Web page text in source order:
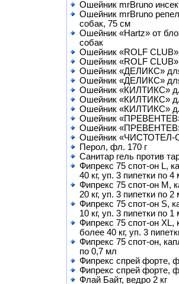
Ошейник mrBruno
Ошейник mrBruno
собак, 75 см
Ошейник «Hartz» от
собак
Ошейник «ROLF
Ошейник «ROLF
Ошейник «ДЕЛИКС»
Ошейник «ДЕЛИКС»
Ошейник «КИЛТИКС»
Ошейник «КИЛТИКС»
Ошейник «КИЛТИКС»
Ошейник
Ошейник
Ошейник «ЧИСТОТЕЛ-
Перол, фл. 170 г
Санитар гель против
Фипрекс 75 спот-он L,
40 кг, уп. 3 пипетки по 4
Фипрекс 75 спот-он M,
20 кг, уп. 3 пипетки по 2
Фипрекс 75 спот-он S,
10 кг, уп. 3 пипетки по 1
Фипрекс 75 спот-он XL,
более 40 кг, уп. 3
Фипрекс 75 спот-он,
по 0,7 мл
Фипрекс спрей форте,
Фипрекс спрей форте,
Флай Байт, ведро 2 кг